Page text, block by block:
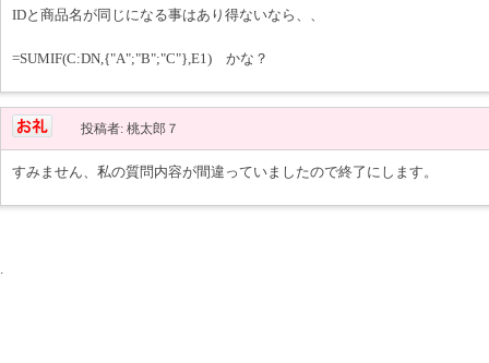
IDと商品名が同じになる事はあり得ないなら、、
=SUMIF(C:DN,{"A";"B";"C"},E1) かな？
投稿者: 桃太郎７
すみません、私の質問内容が間違っていましたので終了にします。